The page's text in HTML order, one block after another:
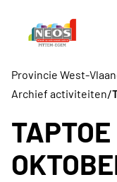
Provincie West-
Archief activiteiten/